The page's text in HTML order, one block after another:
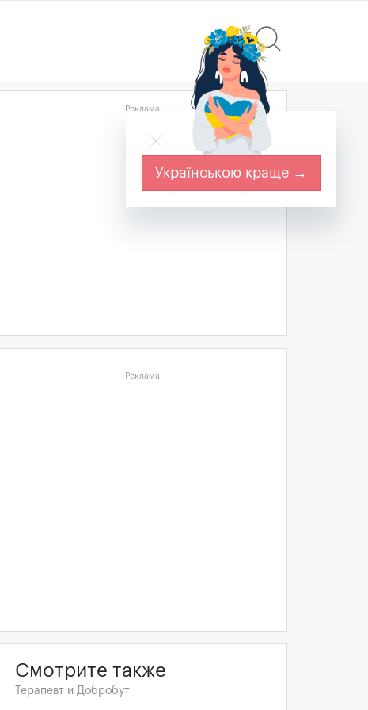
Реклама
Реклама
Смотрите также
Терапевт и Добробут
Українською краще →